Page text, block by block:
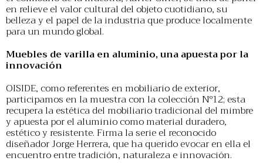
en relieve el valor cultural del objeto cuotidiano, su
belleza y el papel de la industria que produce localmente
para un mundo global.
Muebles de varilla en aluminio, una apuesta por la
innovación
OISIDE, como referentes en mobiliario de exterior,
participamos en la muestra con la colección Nº12; esta
recupera la estética del mobiliario tradicional del mimbre
y apuesta por el aluminio como material duradero,
estético y resistente. Firma la serie el reconocido
diseñador Jorge Herrera, que ha querido evocar en ella el
encuentro entre tradición, naturaleza e innovación.